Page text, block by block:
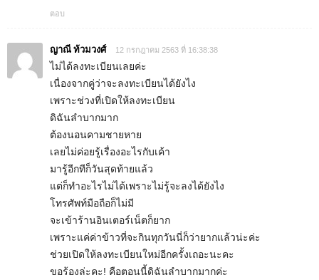
ตอบ
ญาณี ท้วมวงศ์ 12 กรกฎาคม 2563 ที่ 16:38:38
ไม่ได้ลงทะเบียนเลยค่ะ
เนื่องจากคูู่ว่าจะลงทะเบียนได้ยังไง
เพราะช่วงที่เปิดให้ลงทะเบียน
ดิฉันลำบากมาก
ต้องนอนคามชายหาย
เลยไม่ค่อยรู้เรื่องอะไรกับเค้า
มารู้อีกทีก็วันสุดท้ายแล้ว
แต่ก็ทำอะไรไม่ได้เพราะไม่รู้จะลงได้ยังไง
โทรศัพท์มือถือก็ไม่มี
จะเข้าร้านอินเตอร์เน็ตก็ยาก
เพราะแค่ค่าข้าวที่จะกินทุกวันนี่ก็ว่ายากแล้วน่ะค่ะ
ช่วยเปิดให้ลงทะเบียนใหม่อีกครั้งเถอะนะคะ
ขอร้องล่ะคะ! คือตอนนี้ดิฉันลำบากมากค่ะ